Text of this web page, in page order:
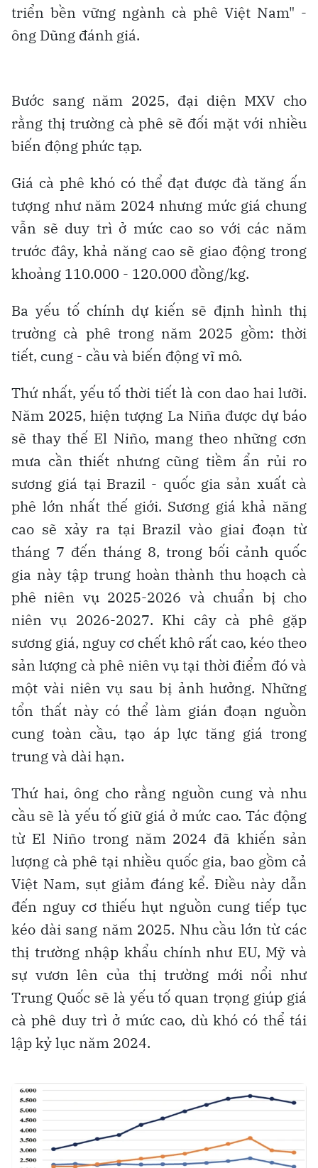
triển bền vững ngành cà phê Việt Nam" -
ông Dũng đánh giá.
Bước sang năm 2025, đại diện MXV cho
rằng thị trường cà phê sẽ đối mặt với nhiều
biến động phức tạp.
Giá cà phê khó có thể đạt được đà tăng ấn
tượng như năm 2024 nhưng mức giá chung
vẫn sẽ duy trì ở mức cao so với các năm
trước đây, khả năng cao sẽ giao động trong
khoảng 110.000 - 120.000 đồng/kg.
Ba yếu tố chính dự kiến sẽ định hình thị
trường cà phê trong năm 2025 gồm: thời
tiết, cung - cầu và biến động vĩ mô.
Thứ nhất, yếu tố thời tiết là con dao hai lưỡi.
Năm 2025, hiện tượng La Niña được dự báo
sẽ thay thế El Niño, mang theo những cơn
mưa cần thiết nhưng cũng tiềm ẩn rủi ro
sương giá tại Brazil - quốc gia sản xuất cà
phê lớn nhất thế giới. Sương giá khả năng
cao sẽ xảy ra tại Brazil vào giai đoạn từ
tháng 7 đến tháng 8, trong bối cảnh quốc
gia này tập trung hoàn thành thu hoạch cà
phê niên vụ 2025-2026 và chuẩn bị cho
niên vụ 2026-2027. Khi cây cà phê gặp
sương giá, nguy cơ chết khô rất cao, kéo theo
sản lượng cà phê niên vụ tại thời điểm đó và
một vài niên vụ sau bị ảnh hưởng. Những
tổn thất này có thể làm gián đoạn nguồn
cung toàn cầu, tạo áp lực tăng giá trong
trung và dài hạn.
Thứ hai, ông cho rằng nguồn cung và nhu
cầu sẽ là yếu tố giữ giá ở mức cao. Tác động
từ El Niño trong năm 2024 đã khiến sản
lượng cà phê tại nhiều quốc gia, bao gồm cả
Việt Nam, sụt giảm đáng kể. Điều này dẫn
đến nguy cơ thiếu hụt nguồn cung tiếp tục
kéo dài sang năm 2025. Nhu cầu lớn từ các
thị trường nhập khẩu chính như EU, Mỹ và
sự vươn lên của thị trường mới nổi như
Trung Quốc sẽ là yếu tố quan trọng giúp giá
cà phê duy trì ở mức cao, dù khó có thể tái
lập kỷ lục năm 2024.